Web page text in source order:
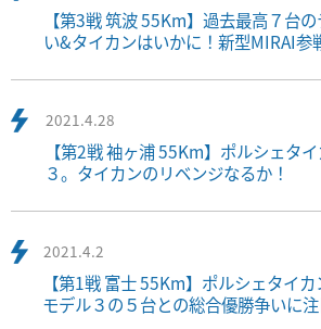
【第3戦 筑波 55Km】過去最高７台
い&タイカンはいかに！新型MIRAI参
2021.4.28
【第2戦 袖ヶ浦 55Km】ポルシェタ
３。タイカンのリベンジなるか！
2021.4.2
【第1戦 富士 55Km】ポルシェタイ
モデル３の５台との総合優勝争いに注